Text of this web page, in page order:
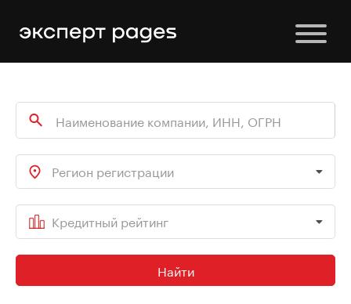
Регион регистрации
Кредитный рейтинг
Найти